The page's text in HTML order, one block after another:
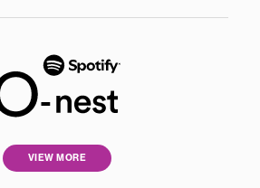
VIEW MORE